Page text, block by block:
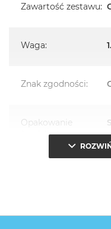
Zawartość zestawu:
Waga:
Znak zgodności:
Opakowanie
(pudełko):